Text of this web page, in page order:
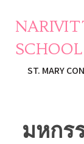
SCHOOL
ST. MARY
มหกร